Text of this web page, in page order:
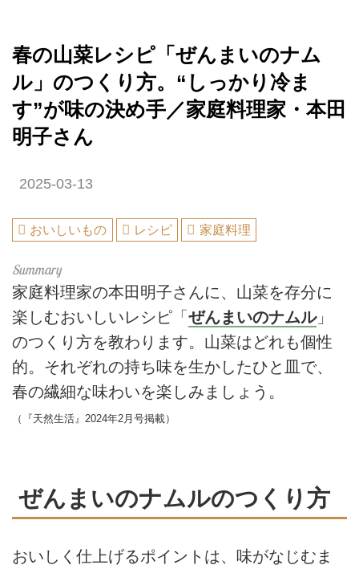
春の山菜レシピ「ぜんまいのナム
ル」のつくり方。“しっかり冷ま
す”が味の決め手／家庭料理家・本田
明子さん
2025-03-13
おいしいもの レシピ 家庭料理
家庭料理家の本田明子さんに、山菜を存分に
楽しむおいしいレシピ「 ぜんまいのナムル」
のつくり方を教わります。山菜はどれも個性
的。それぞれの持ち味を生かしたひと皿で、
春の繊細な味わいを楽しみましょう。
（『天然生活』2024年2月号掲載）
ぜんまいのナムルのつくり方
おいしく仕上げるポイントは、味がなじむま